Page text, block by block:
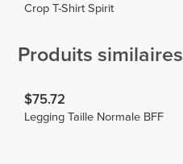
Crop T-Shirt Spirit
Produits similaires
$75.72
Legging Taille Normale BFF